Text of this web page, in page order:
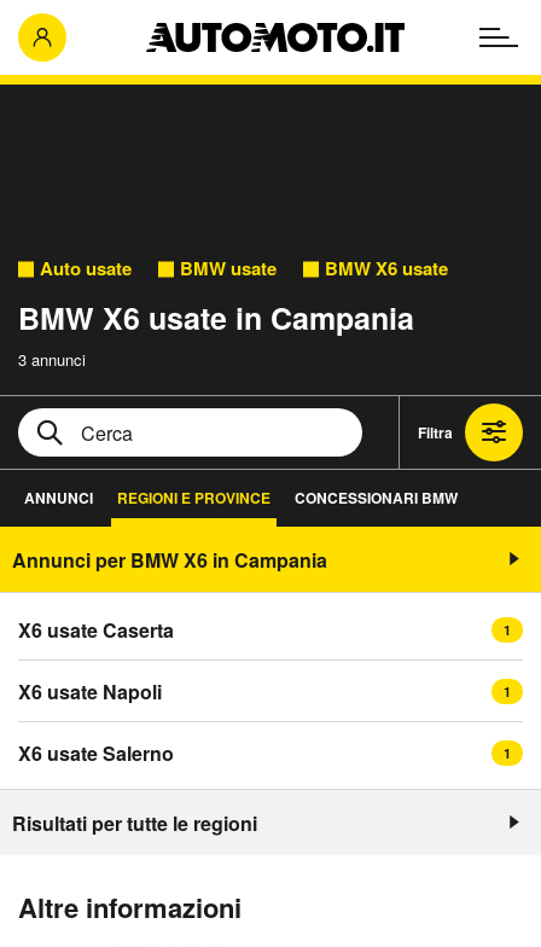
Auto usate BMW usate BMW X6 usate
BMW X6 usate in Campania
3 annunci
Filtra
ANNUNCI REGIONI E PROVINCE CONCESSIONARI BMW
Annunci per BMW X6 in Campania
X6 usate Caserta 1
X6 usate Napoli 1
X6 usate Salerno 1
Risultati per tutte le regioni
Altre informazioni